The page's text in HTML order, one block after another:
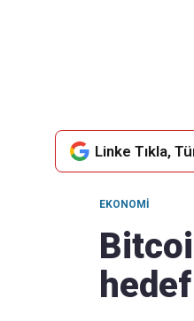
Linke Tıkla,
EKONOMI